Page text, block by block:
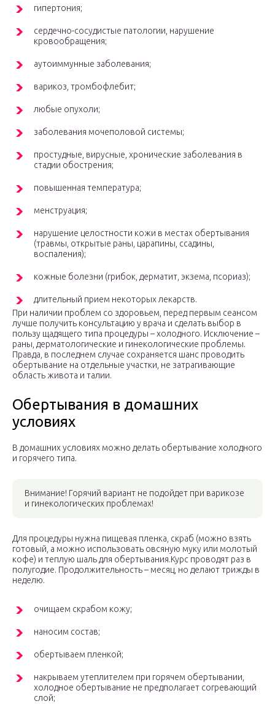
гипертония;
сердечно-сосудистые патологии, нарушение
кровообращения;
аутоиммунные заболевания;
варикоз, тромбофлебит;
любые опухоли;
заболевания мочеполовой системы;
простудные, вирусные, хронические заболевания в
стадии обострения;
повышенная температура;
менструация;
нарушение целостности кожи в местах обертывания
(травмы, открытые раны, царапины, ссадины,
воспаления);
кожные болезни (грибок, дерматит, экзема, псориаз);
длительный прием некоторых лекарств.
При наличии проблем со здоровьем, перед первым сеансом
лучше получить консультацию у врача и сделать выбор в
пользу щадящего типа процедуры – холодного. Исключение –
раны, дерматологические и гинекологические проблемы.
Правда, в последнем случае сохраняется шанс проводить
обертывание на отдельные участки, не затрагивающие
область живота и талии.
Обертывания в домашних
условиях
В домашних условиях можно делать обертывание холодного
и горячего типа.
Внимание! Горячий вариант не подойдет при варикозе
и гинекологических проблемах!
Для процедуры нужна пищевая пленка, скраб (можно взять
готовый, а можно использовать овсяную муку или молотый
кофе) и теплую шаль для обертывания.Курс проводят раз в
полугодие. Продолжительность – месяц, но делают трижды в
неделю.
очищаем скрабом кожу;
наносим состав;
обертываем пленкой;
накрываем утеплителем при горячем обертывании,
холодное обертывание не предполагает согревающий
слой;